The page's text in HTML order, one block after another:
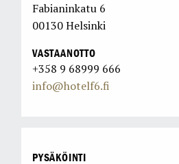
Fabianinkatu 6
00130 Helsinki
VASTAANOTTO
+358 9 68999 666
info@hotelf6.fi
PYSÄKÖINTI